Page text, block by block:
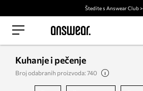
Štedite s Answear Club >
Kuhanje i pečenje
Broj odabranih proizvoda: 740